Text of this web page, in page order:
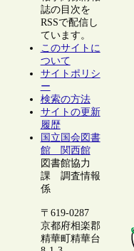
誌の目次を
RSSで配信し
ています。
このサイトに
ついて
サイトポリシ
ー
検索の方法
サイトの更新
履歴
国立国会図書
館 関西館
図書館協力
課 調査情報
係
〒619-0287
京都府相楽郡
精華町精華台